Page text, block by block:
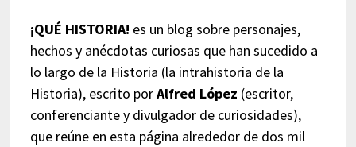
¡QUÉ HISTORIA! es un blog sobre personajes,
hechos y anécdotas curiosas que han sucedido a
lo largo de la Historia (la intrahistoria de la
Historia), escrito porAlfred López (escritor,
conferenciante y divulgador de curiosidades),
que reúne en esta página alrededor de dos mil